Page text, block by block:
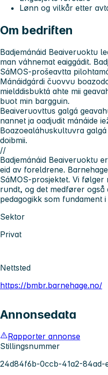
Lønn og vilkår etter
Om bedriften
Badjemánáid Beaiveruoktu
man váhnemat eaiggádit.
SáMOS-prošeavtta
Mánáidgárdi čuovvu
mielddisbuktá ahte mii
buot min bargguin.
Beaiveruovttus galgá
nannet ja oadjudit mánáide
Boazoealáhuskultuvra
doibmii.
//
Badjemánáid Beaiveruoktu
eid av foreldrene.
SáMOS-prosjektet. Vi
rundt, og det medfører også
pedagogikk som fundament
Sektor
Privat
Nettsted
https://bmbr.barnehage.no/
Annonsedata
Rapporter annonse
Stillingsnummer
24d84f6b-0ccb-41a2-84ad-